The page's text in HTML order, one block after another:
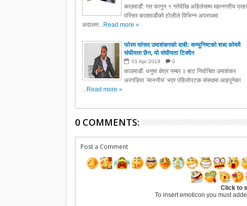
काठमाडौं: गत फागुन १ गतेदेखि अहिलेसम्म महानगरीय
परिसर काठमाडौंको टोलीले विभिन्न अपराधमा
अदालत... Read more »
फोरम सांसद उमाशंकरको दाबी: कम्युनिष्टको शब्द कोषमै
संघीयता छैन, यो संघीयता टिक्दैन
01 Apr 2018 0
काठमाडौं: धनुषा क्षेत्र नम्बर २ बाट निर्वाचित उमाशंकर
अरगडिया ‘माननीय’ भएर पहिलोपटक संसदमा आइपुगेका
Read more »
0 COMMENTS:
Post a Comment
Click to
To insert emoticon you must